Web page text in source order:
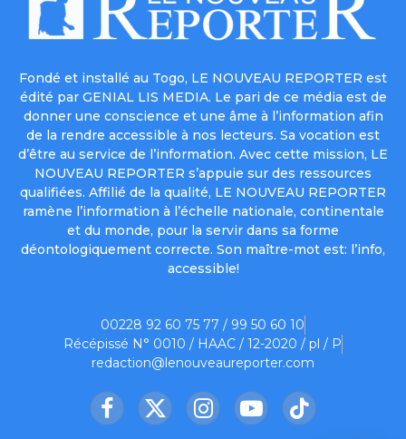
Fondé et installé au Togo, LE NOUVEAU REPORTER est
édité par GENIAL LIS MEDIA. Le pari de ce média est de
donner une conscience et une âme à l’information afin
de la rendre accessible à nos lecteurs. Sa vocation est
d’être au service de l’information. Avec cette mission, LE
NOUVEAU REPORTER s’appuie sur des ressources
qualifiées. Affilié de la qualité, LE NOUVEAU REPORTER
ramène l’information à l’échelle nationale, continentale
et du monde, pour la servir dans sa forme
déontologiquement correcte. Son maître-mot est: l’info,
accessible!
00228 92 60 75 77 / 99 50 60 10
Récépissé N° 0010 / HAAC / 12-2020 / pl / P
redaction@lenouveaureporter.com
Facebook
X
InstagramYouTubeTikTok